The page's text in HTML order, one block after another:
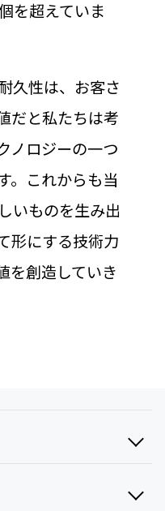
を超えていま
久性は、お客さ
だと私たちは考
ノロジーの一つ
。これからも当
いものを生み出
形にする技術力
を創造していき